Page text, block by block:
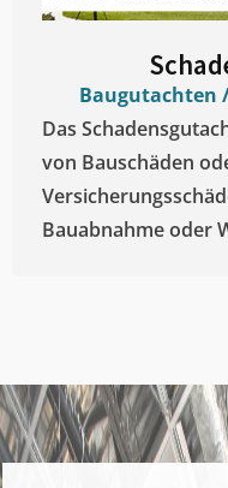
Baugutachten
Das
von Bauschäden
Bauabnahme oder